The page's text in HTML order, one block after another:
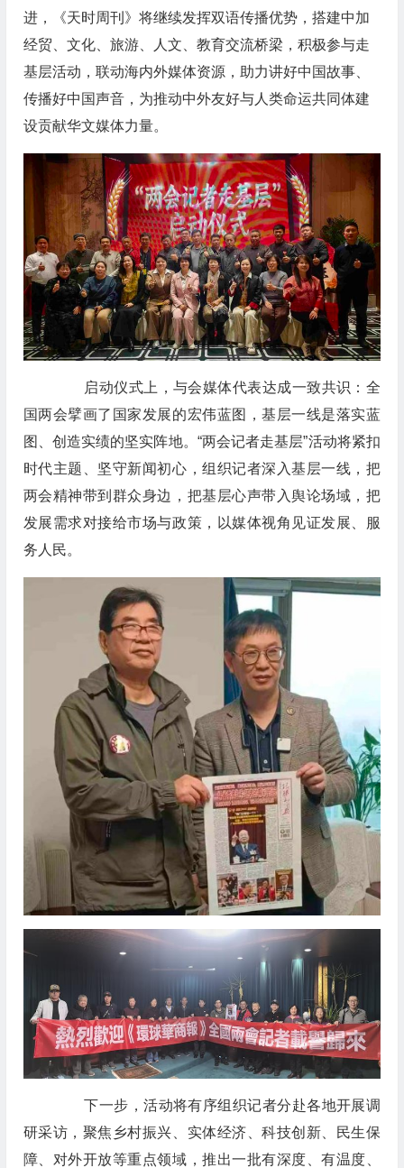
进，《天时周刊》将继续发挥双语传播优势，搭建中加
经贸、文化、旅游、人文、教育交流桥梁，积极参与走
基层活动，联动海内外媒体资源，助力讲好中国故事、
传播好中国声音，为推动中外友好与人类命运共同体建
设贡献华文媒体力量。
启动仪式上，与会媒体代表达成一致共识：全
国两会擘画了国家发展的宏伟蓝图，基层一线是落实蓝
图、创造实绩的坚实阵地。“两会记者走基层”活动将紧扣
时代主题、坚守新闻初心，组织记者深入基层一线，把
两会精神带到群众身边，把基层心声带入舆论场域，把
发展需求对接给市场与政策，以媒体视角见证发展、服
务人民。
下一步，活动将有序组织记者分赴各地开展调
研采访，聚焦乡村振兴、实体经济、科技创新、民生保
障、对外开放等重点领域，推出一批有深度、有温度、